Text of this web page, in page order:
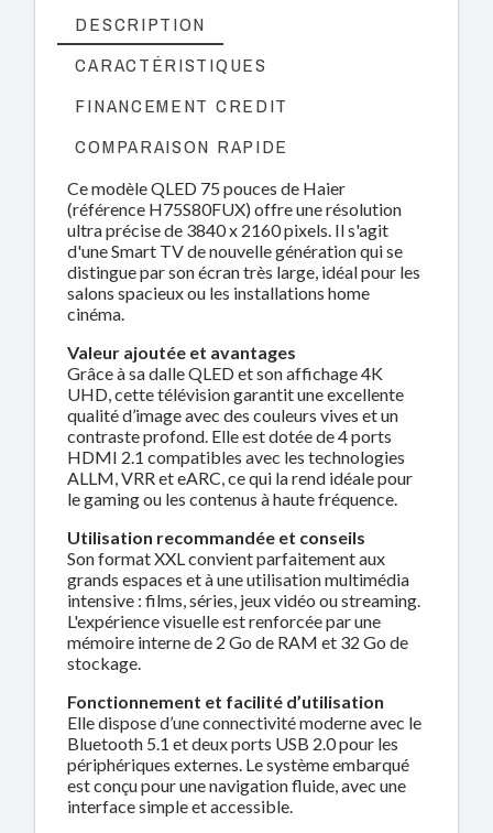
DESCRIPTION
CARACTÉRISTIQUES
FINANCEMENT CREDIT
COMPARAISON RAPIDE
Ce modèle QLED 75 pouces de Haier
(référence H75S80FUX) offre une résolution
ultra précise de 3840 x 2160 pixels. Il s'agit
d'une Smart TV de nouvelle génération qui se
distingue par son écran très large, idéal pour les
salons spacieux ou les installations home
cinéma.
Valeur ajoutée et avantages
Grâce à sa dalle QLED et son affichage 4K
UHD, cette télévision garantit une excellente
qualité d’image avec des couleurs vives et un
contraste profond. Elle est dotée de 4 ports
HDMI 2.1 compatibles avec les technologies
ALLM, VRR et eARC, ce qui la rend idéale pour
le gaming ou les contenus à haute fréquence.
Utilisation recommandée et conseils
Son format XXL convient parfaitement aux
grands espaces et à une utilisation multimédia
intensive : films, séries, jeux vidéo ou streaming.
L'expérience visuelle est renforcée par une
mémoire interne de 2 Go de RAM et 32 Go de
stockage.
Fonctionnement et facilité d’utilisation
Elle dispose d’une connectivité moderne avec le
Bluetooth 5.1 et deux ports USB 2.0 pour les
périphériques externes. Le système embarqué
est conçu pour une navigation fluide, avec une
interface simple et accessible.